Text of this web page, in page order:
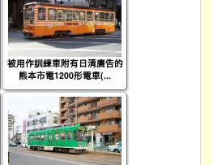
被用作訓練車附有日清廣告的
熊本市電1200形電車(...